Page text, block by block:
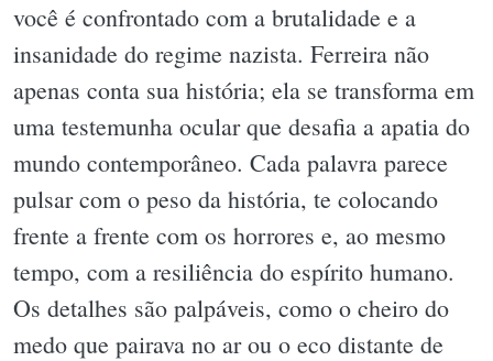
você é confrontado com a brutalidade e a
insanidade do regime nazista. Ferreira não
apenas conta sua história; ela se transforma em
uma testemunha ocular que desafia a apatia do
mundo contemporâneo. Cada palavra parece
pulsar com o peso da história, te colocando
frente a frente com os horrores e, ao mesmo
tempo, com a resiliência do espírito humano.
Os detalhes são palpáveis, como o cheiro do
medo que pairava no ar ou o eco distante de